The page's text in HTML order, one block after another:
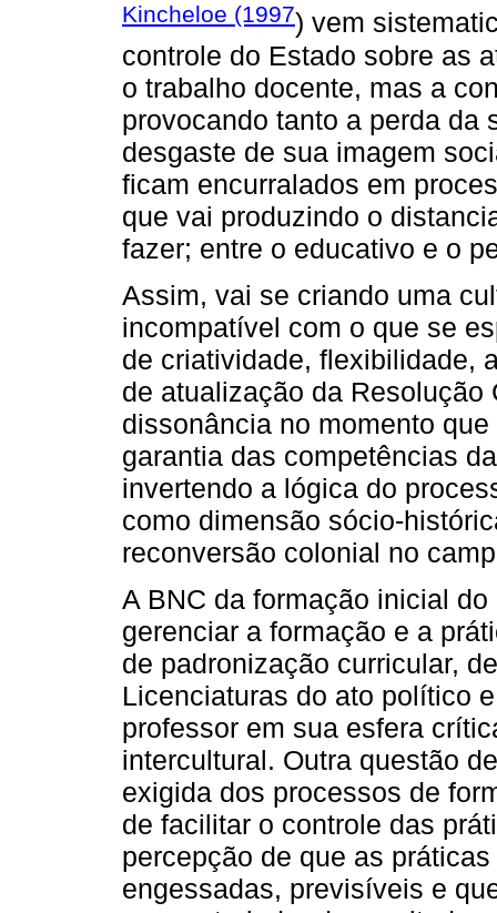
Kincheloe (1997) vem
controle do Estado sobre as
o trabalho docente, mas a
provocando tanto a perda da
desgaste de sua imagem
ficam encurralados em
que vai produzindo o
fazer; entre o educativo e o
Assim, vai se criando uma
incompatível com o que se
de criatividade, flexibilidade,
de atualização da Resolução
dissonância no momento
garantia das competências
invertendo a lógica do
como dimensão sócio-
reconversão colonial no
A BNC da formação inicial
gerenciar a formação e a
de padronização curricular,
Licenciaturas do ato político
professor em sua esfera
intercultural. Outra questão
exigida dos processos de
de facilitar o controle das
percepção de que as
engessadas, previsíveis e